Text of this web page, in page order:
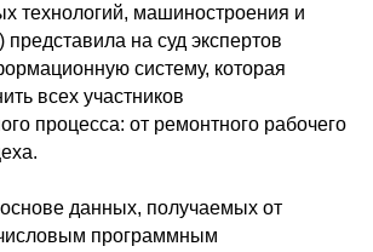
технологий, машиностроения и
представила на суд экспертов
систему, которая
всех участников
процесса: от ремонтного рабочего
данных, получаемых от
программным